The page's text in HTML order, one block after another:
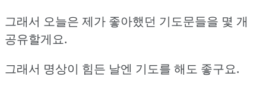
그래서 오늘은 제가 좋아했던 기도문들을 몇 개
공유할게요.
그래서 명상이 힘든 날엔 기도를 해도 좋구요.